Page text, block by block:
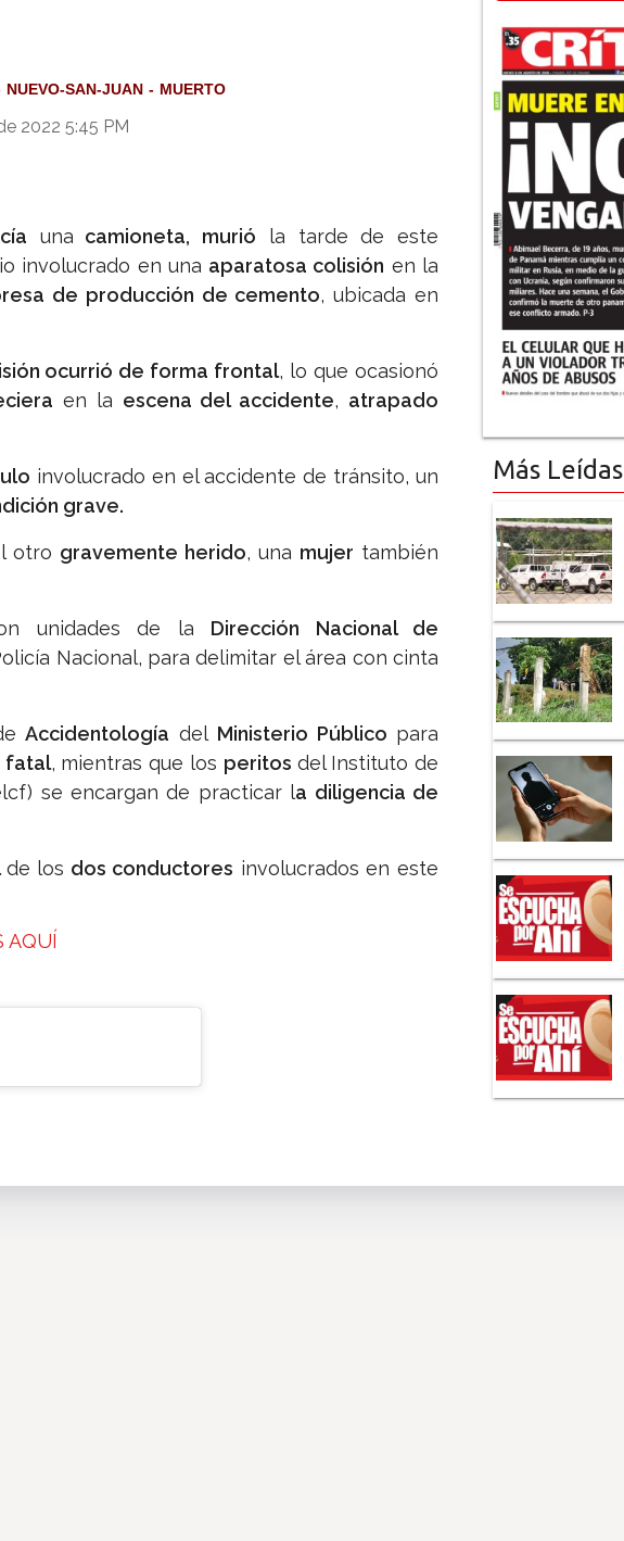
NUEVO-SAN-JUAN MUERTO
2022 5:45 PM
una camioneta, murió la tarde de este
involucrado en una aparatosa colisión en la
de producción de cemento, ubicada en
ocurrió de forma frontal, lo que ocasionó
en la escena del accidente, atrapado
involucrado en el accidente de tránsito, un
grave.
otro gravemente herido, una mujer también
unidades de la Dirección Nacional de
Nacional, para delimitar el área con cinta
Accidentología delMinisterio Público para
fatal, mientras que los peritos del Instituto de
se encargan de practicar la diligencia de
de los dos conductores involucrados en este
AQUÍ
Más Leídas